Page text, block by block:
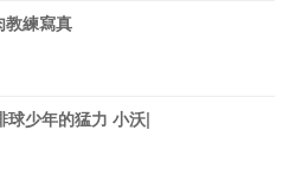
教練寫真
球少年的猛力 小沃|